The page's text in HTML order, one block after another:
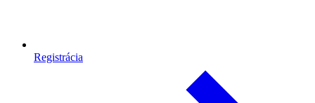
Registrácia